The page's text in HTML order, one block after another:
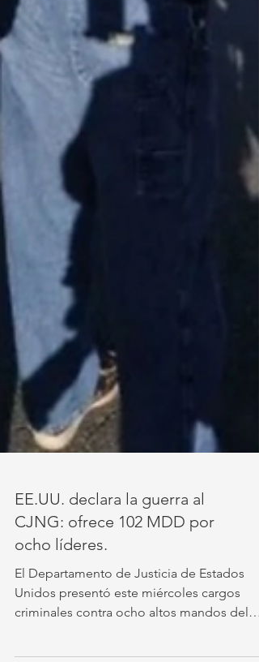
EE.UU. declara la guerra al
ocho líderes.